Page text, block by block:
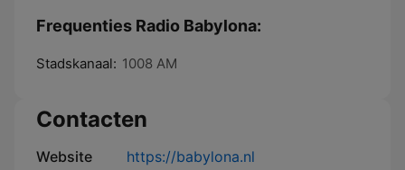
Frequenties Radio Babylona:
Stadskanaal: 1008 AM
Contacten
Website
https://babylona.nl